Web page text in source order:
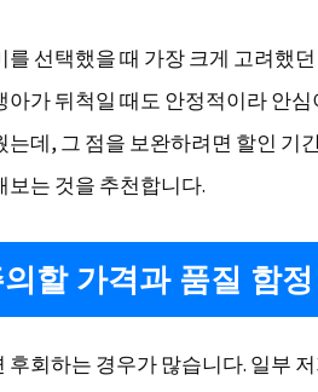
를 선택했을 때 가장 크게 고려했
아가 뒤척일 때도 안정적이라 안
는데, 그 점을 보완하려면 할인 기
보는 것을 추천합니다.
할 가격과 품질 함정
후회하는 경우가 많습니다. 일부